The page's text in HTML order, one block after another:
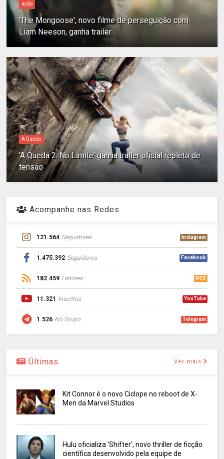
ação
'The Mongoose', novo filme de perseguição com
Liam Neeson, ganha trailer
A Queda
'A Queda 2: No Limite' ganha trailer oficial repleto de
tensão
Acompanhe nas Redes
121.564 Seguidores Instagram
1.475.392 Seguidores Facebook
182.459 Leitores RSS
11.321 Inscritos YouTube
1.526 No Grupo Telegram
Últimas Ver mais
Kit Connor é o novo Ciclope no reboot de X-
Men da Marvel Studios
Hulu oficializa 'Shifter', novo thriller de ficção
científica desenvolvido pela equipe de